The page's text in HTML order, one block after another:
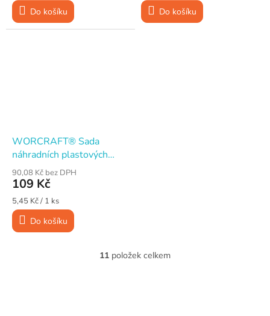
Do košíku Do košíku
WORCRAFT® Sada
náhradních plastových
nožů pro AKU vyžínač
Worcraft CGT-S20Li · 20
ks
90,08 Kč bez DPH
109 Kč
Měrná
cena:
5,45 Kč / 1 ks
Do košíku
O
11 položek celkem